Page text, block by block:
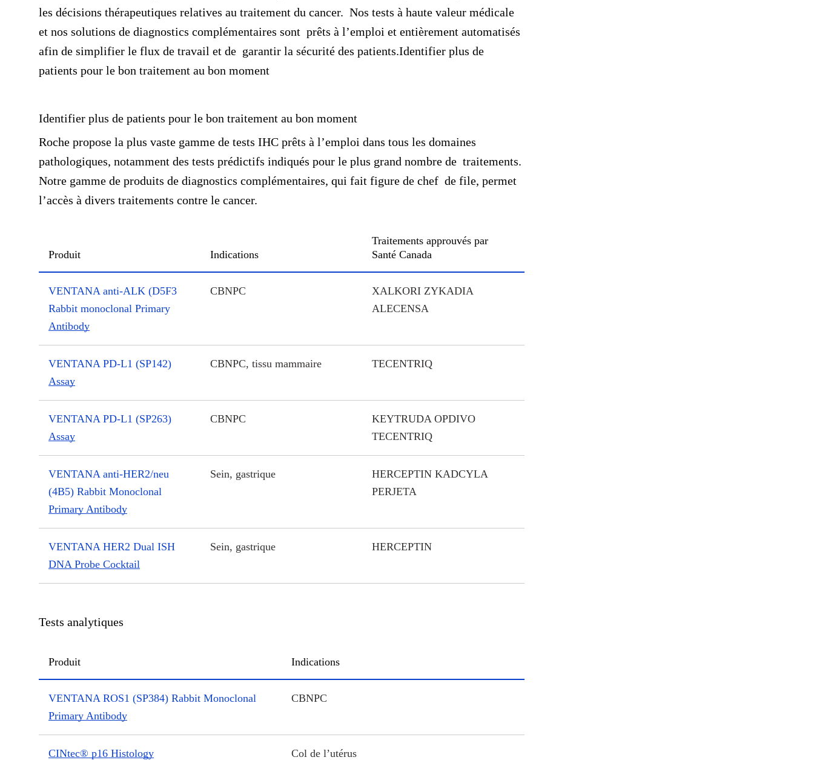
les décisions thérapeutiques relatives au traitement du cancer. Nos tests à haute valeur médicale
et nos solutions de diagnostics complémentaires sont prêts à l’emploi et entièrement automatisés
afin de simplifier le flux de travail et de garantir la sécurité des patients.Identifier plus de
patients pour le bon traitement au bon moment
Identifier plus de patients pour le bon traitement au bon moment
Roche propose la plus vaste gamme de tests IHC prêts à l’emploi dans tous les domaines
pathologiques, notamment des tests prédictifs indiqués pour le plus grand nombre de traitements.
Notre gamme de produits de diagnostics complémentaires, qui fait figure de chef de file, permet
l’accès à divers traitements contre le cancer.
Produit Indications
Traitements approuvés par
Santé Canada
VENTANA anti-ALK (D5F3
Rabbit monoclonal Primary
Antibody
CBNPC
XALKORI ZYKADIA
ALECENSA
VENTANA PD-L1 (SP142)
Assay
CBNPC, tissu mammaire TECENTRIQ
VENTANA PD-L1 (SP263)
Assay
CBNPC
KEYTRUDA OPDIVO
TECENTRIQ
VENTANA anti-HER2/neu
(4B5) Rabbit Monoclonal
Primary Antibody
Sein, gastrique
HERCEPTIN KADCYLA
PERJETA
VENTANA HER2 Dual ISH
DNA Probe Cocktail
Sein, gastrique HERCEPTIN
Tests analytiques
Produit Indications
VENTANA ROS1 (SP384) Rabbit Monoclonal
Primary Antibody
CBNPC
CINtec® p16 Histology Col de l’utérus